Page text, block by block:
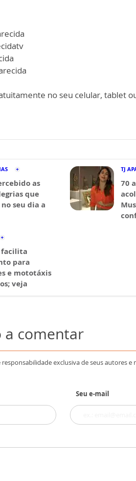
no seu celular, tablet
as
que
seu dia a
TJ
70
facilita
para
e mototáxis
veja
a comentar
exclusiva de seus autores
Seu e-mail